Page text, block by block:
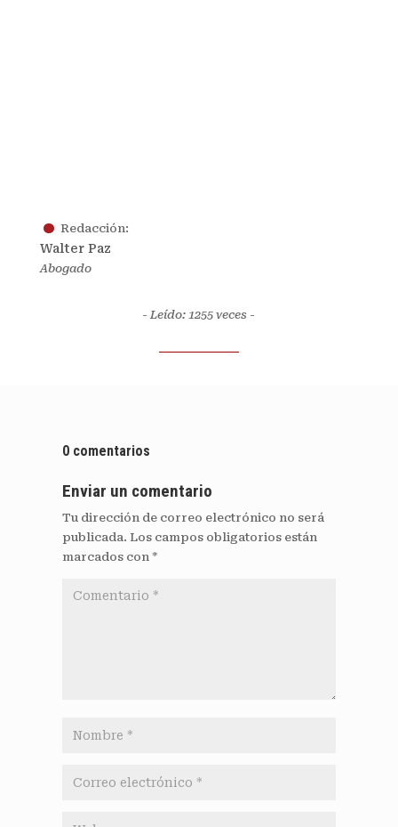
. Redacción:
Walter Paz
Abogado
- Leído: 1255 veces -
0 comentarios
Enviar un comentario
Tu dirección de correo electrónico no será
publicada. Los campos obligatorios están
marcados con *